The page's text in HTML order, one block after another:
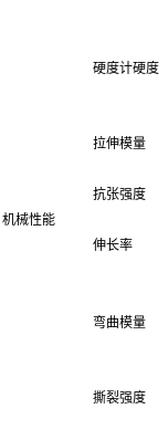
机械性能
硬度计硬度
拉伸模量
抗张强度
伸长率
弯曲模量
撕裂强度